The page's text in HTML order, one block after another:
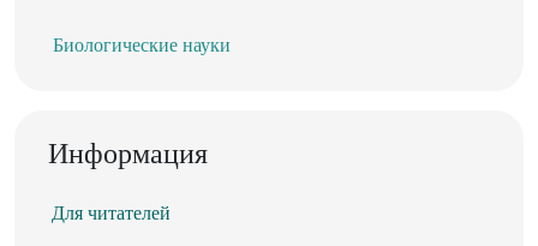
Биологические науки
Информация
Для читателей